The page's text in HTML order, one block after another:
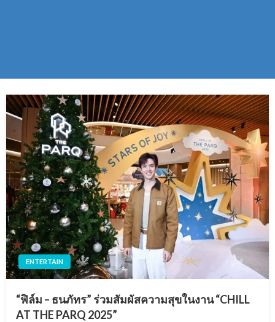
ENTERTAIN
“ฟิล์ม – ธนภัทร” ร่วมสัมผัสความสุขในงาน “CHILL
AT THE PARQ 2025”